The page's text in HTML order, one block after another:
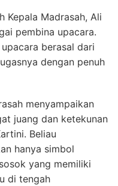
Kepala Madrasah, Ali
pembina upacara.
berasal dari
dengan penuh
menyampaikan
juang dan ketekunan
Beliau
hanya simbol
yang memiliki
di tengah